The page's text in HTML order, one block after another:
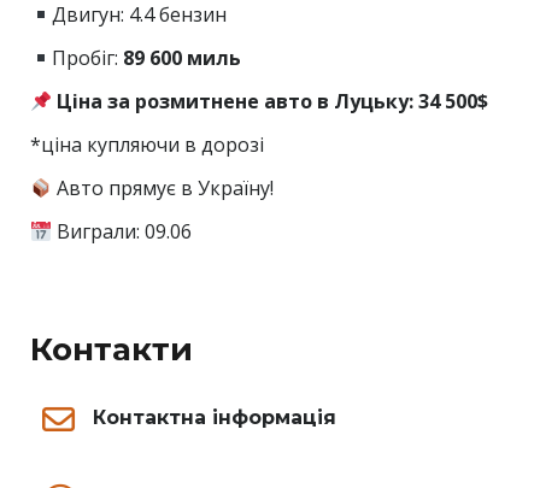
Двигун: 4.4 бензин
Пробіг: 89 600 миль
Ціна за розмитнене авто в Луцьку: 34 500$
*ціна купляючи в дорозі
Авто прямує в Україну!
Виграли: 09.06
Контакти
Контактна інформація